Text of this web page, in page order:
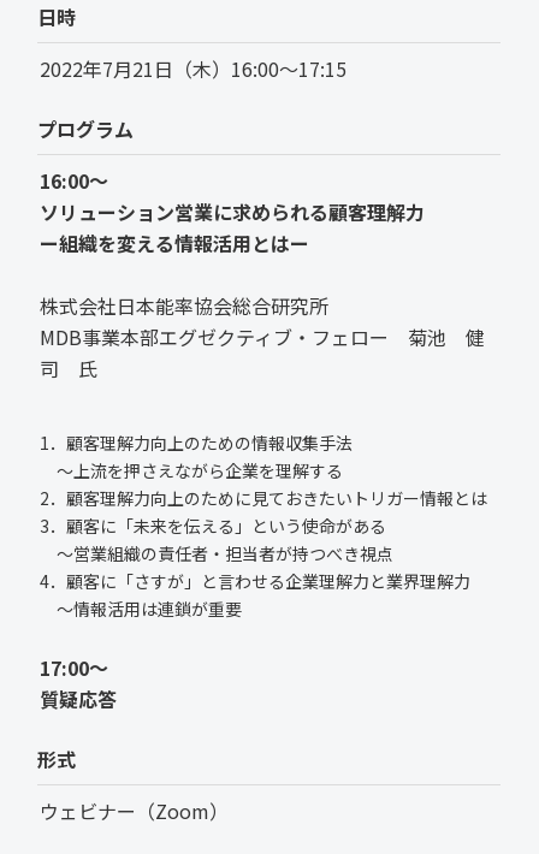
日時
2022年7月21日（木）16:00～17:15
プログラム
16:00～
ソリューション営業に求められる顧客理解力
ー組織を変える情報活用とはー
株式会社日本能率協会総合研究所
MDB事業本部エグゼクティブ・フェロー 菊池 健
司 氏
1．顧客理解力向上のための情報収集手法
～上流を押さえながら企業を理解する
2．顧客理解力向上のために見ておきたいトリガー情報とは
3．顧客に「未来を伝える」という使命がある
～営業組織の責任者・担当者が持つべき視点
4．顧客に「さすが」と言わせる企業理解力と業界理解力
～情報活用は連鎖が重要
17:00～
質疑応答
形式
ウェビナー（Zoom）